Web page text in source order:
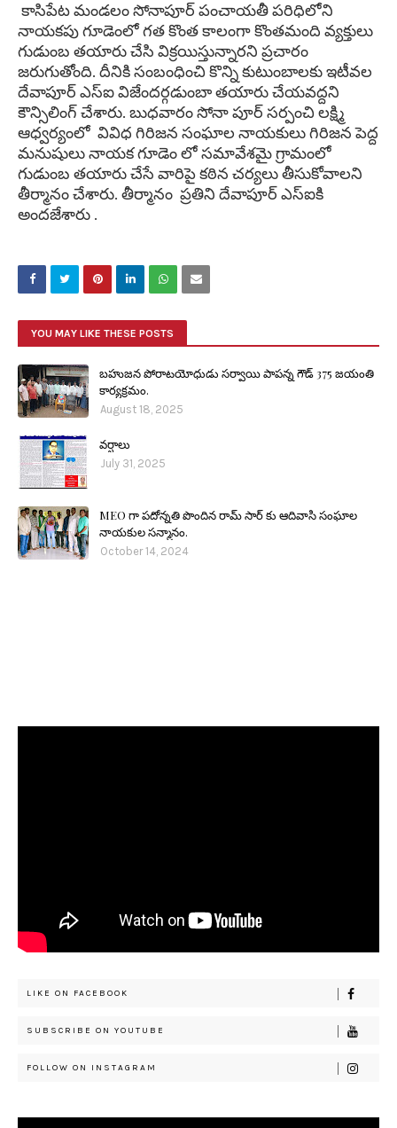
కాసిపేట మండలం సోనాపూర్ పంచాయతీ పరిధిలోని
నాయకపు గూడెంలో గత కొంత కాలంగా కొంతమంది వ్యక్తులు
గుడుంబ తయారు చేసి విక్రయిస్తున్నారని ప్రచారం
జరుగుతోంది. దీనికి సంబంధించి కొన్ని కుటుంబాలకు ఇటీవల
దేవాపూర్ ఎస్ఐ విజేందర్గడుంబా తయారు చేయవద్దని
కౌన్సిలింగ్ చేశారు. బుధవారం సోనా పూర్ సర్పంచి లక్ష్మి
ఆధ్వర్యంలో వివిధ గిరిజన సంఘాల నాయకులు గిరిజన పెద్ద
మనుషులు నాయక గూడెం లో సమావేశమై గ్రామంలో
గుడుంబ తయారు చేసే వారిపై కఠిన చర్యలు తీసుకోవాలని
తీర్మానం చేశారు. తీర్మానం ప్రతిని దేవాపూర్ ఎస్ఐకి
అందజేశారు .
YOU MAY LIKE THESE POSTS
బహుజన పోరాటయోధుడు సర్వాయి పాపన్న గౌడ్ 375 జయంతి
కార్యక్రమం.
August 18, 2025
వర్షాలు
July 31, 2025
MEO గా పదోన్నతి పొందిన రామ్ సార్ కు ఆదివాసి సంఘాల
నాయకుల సన్మానం.
October 14, 2024
LIKE ON FACEBOOK
SUBSCRIBE ON YOUTUBE
FOLLOW ON INSTAGRAM